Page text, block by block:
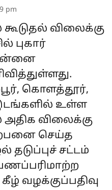
pm
விலைக்கு
புகார்
கொளத்தூர்,
உள்ள
விலைக்கு
செய்த
சட்டம்
வழக்குப்பதிவு